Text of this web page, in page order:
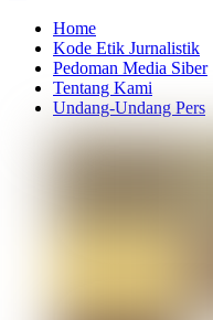
Home
Kode Etik Jurnalistik
Pedoman Media Siber
Tentang Kami
Undang-Undang Pers